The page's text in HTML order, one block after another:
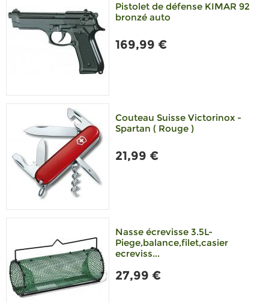
Pistolet de défense KIMAR 92
bronzé auto
169,99 €
Couteau Suisse Victorinox -
Spartan ( Rouge )
21,99 €
Nasse écrevisse 3.5L-
Piege,balance,filet,casier
ecreviss...
27,99 €